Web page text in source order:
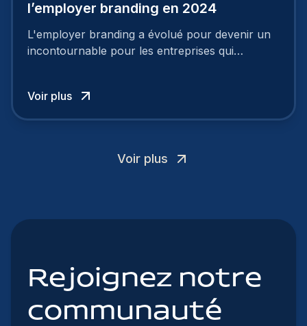
l’employer branding en 2024
L'employer branding a évolué pour devenir un
incontournable pour les entreprises qui
Voir plus
Voir plus
Rejoignez notre
communauté